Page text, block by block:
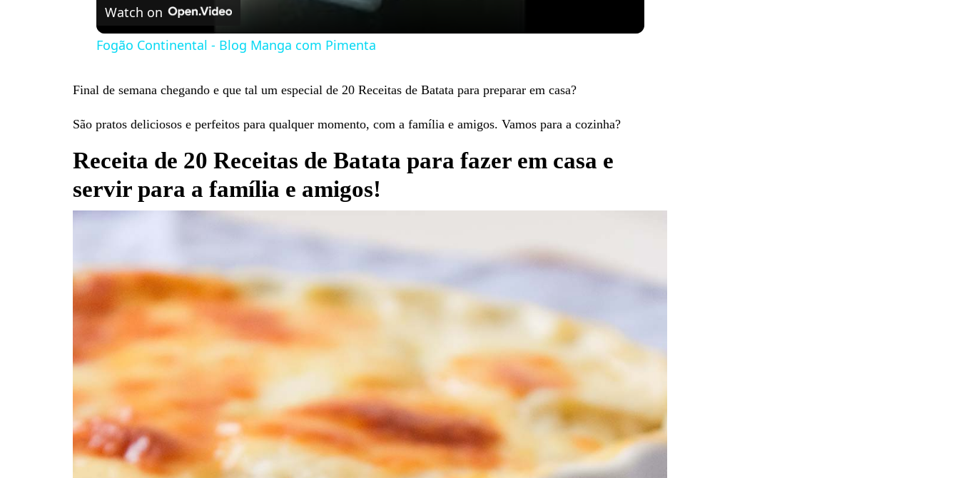
Watch on
Fogão Continental - Blog Manga com Pimenta
Final de semana chegando e que tal um especial de 20 Receitas de Batata para preparar em casa?
São pratos deliciosos e perfeitos para qualquer momento, com a família e amigos. Vamos para a cozinha?
Receita de 20 Receitas de Batata para fazer em casa e
servir para a família e amigos!